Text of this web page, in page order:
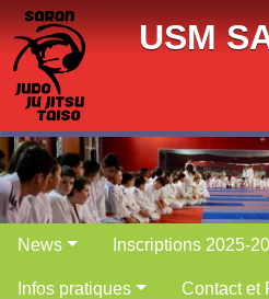
USM
News Inscriptions 2025-
Infos pratiques Contact et
Panneau de gestion des cookies